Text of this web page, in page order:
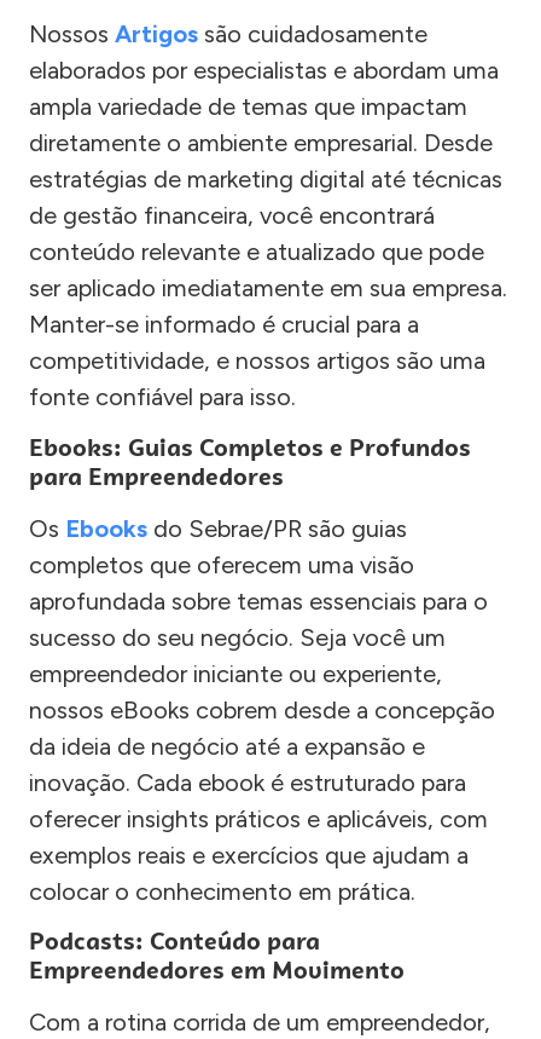
Nossos Artigos são cuidadosamente
elaborados por especialistas e abordam uma
ampla variedade de temas que impactam
diretamente o ambiente empresarial. Desde
estratégias de marketing digital até técnicas
de gestão financeira, você encontrará
conteúdo relevante e atualizado que pode
ser aplicado imediatamente em sua empresa.
Manter-se informado é crucial para a
competitividade, e nossos artigos são uma
fonte confiável para isso.
Ebooks: Guias Completos e Profundos
para Empreendedores
Os Ebooks do Sebrae/PR são guias
completos que oferecem uma visão
aprofundada sobre temas essenciais para o
sucesso do seu negócio. Seja você um
empreendedor iniciante ou experiente,
nossos eBooks cobrem desde a concepção
da ideia de negócio até a expansão e
inovação. Cada ebook é estruturado para
oferecer insights práticos e aplicáveis, com
exemplos reais e exercícios que ajudam a
colocar o conhecimento em prática.
Podcasts: Conteúdo para
Empreendedores em Movimento
Com a rotina corrida de um empreendedor,